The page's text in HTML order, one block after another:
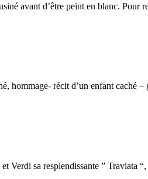
avant d’être peint en blanc. Pour
récit d’un enfant caché
sa resplendissante ” Traviata